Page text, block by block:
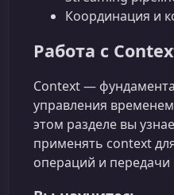
Координация и
Работа с
Context —
управления
этом разделе вы
применять context
операций и